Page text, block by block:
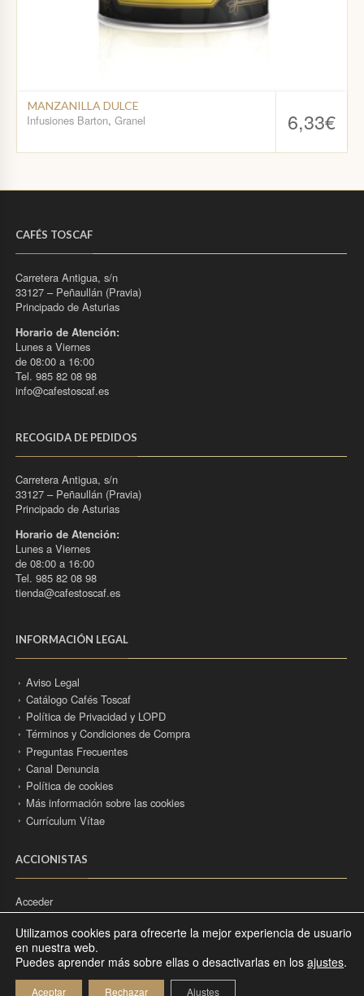
6,33€
MANZANILLA DULCE
Infusiones Barton, Granel
CAFÉS TOSCAF
Carretera Antigua, s/n
33127 – Peñaullán (Pravia)
Principado de Asturias
Horario de Atención:
Lunes a Viernes
de 08:00 a 16:00
Tel. 985 82 08 98
info@cafestoscaf.es
RECOGIDA DE PEDIDOS
Carretera Antigua, s/n
33127 – Peñaullán (Pravia)
Principado de Asturias
Horario de Atención:
Lunes a Viernes
de 08:00 a 16:00
Tel. 985 82 08 98
tienda@cafestoscaf.es
INFORMACIÓN LEGAL
Aviso Legal
Catálogo Cafés Toscaf
Política de Privacidad y LOPD
Términos y Condiciones de Compra
Preguntas Frecuentes
Canal Denuncia
Política de cookies
Más información sobre las cookies
Currículum Vítae
ACCIONISTAS
Acceder
1954-2025 © CAFÉS TOSCAF | TODOS LOS DERECHOS RESERVADOS.
Utilizamos cookies para ofrecerte la mejor experiencia de usuario
en nuestra web.
Puedes aprender más sobre ellas o desactivarlas en los ajustes.
Aceptar Rechazar Ajustes